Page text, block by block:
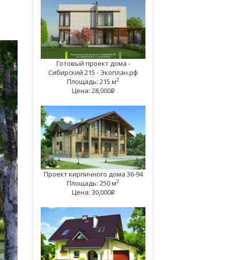
Готовый проект дома -
Сибирский 215 - Экоплан.рф
Площадь: 215 м2
Цена: 28,000q
Проект кирпичного дома 36-94
Площадь: 250 м2
Цена: 30,000q